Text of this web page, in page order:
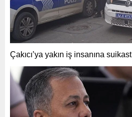
Çakıcı’ya yakın iş insanına suikast